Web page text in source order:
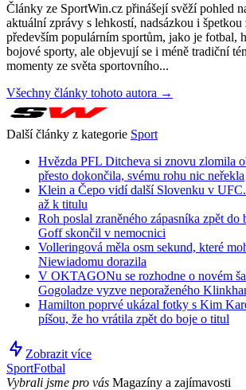
Články ze SportWin.cz přinášejí svěží pohled
aktuální zprávy s lehkostí, nadsázkou i
především populárním sportům, jako je fotbal,
bojové sporty, ale objevují se i méně tradiční
momenty ze světa sportovního...
Všechny články tohoto autora →
Další články z kategorie Sport
Hvězda PFL Ditcheva si znovu zlomila
přesto dokončila, svému rohu nic neřekla
Klein a Čepo vidí další Slovenku v
až k titulu
Roh poslal zraněného zápasníka zpět
Goff skončil v nemocnici
Volleringová měla osm sekund, které
Niewiadomu dorazila
V OKTAGONu se rozhodne o novém
Gogoladze vyzve neporaženého
Hamilton poprvé ukázal fotky s Kim
píšou, že ho vrátila zpět do boje o titul
Zobrazit více
SportFotbal
Vybrali jsme pro vás Magazíny a zajímavosti